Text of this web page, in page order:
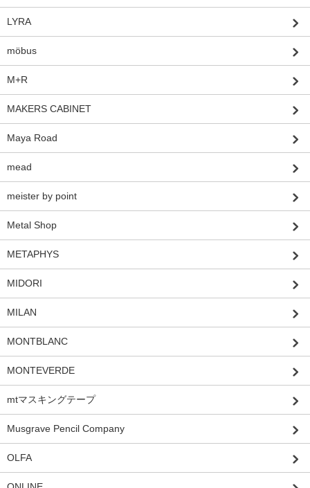
LYRA
möbus
M+R
MAKERS CABINET
Maya Road
mead
meister by point
Metal Shop
METAPHYS
MIDORI
MILAN
MONTBLANC
MONTEVERDE
mtマスキングテープ
Musgrave Pencil Company
OLFA